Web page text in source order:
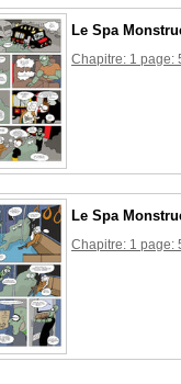
Le Spa
Chapitre: 1 page:
Le Spa
Chapitre: 1 page: